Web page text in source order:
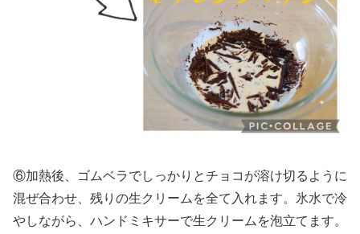
⑥加熱後、ゴムベラでしっかりとチョコが溶け切るように
混ぜ合わせ、残りの生クリームを全て入れます。氷水で冷
やしながら、ハンドミキサーで生クリームを泡立てます。